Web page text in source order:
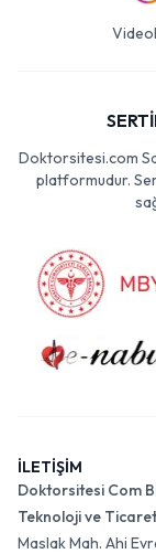
Doktorsitesi.com
platformudur.
İLETİŞİM
Doktorsitesi Com
Teknoloji ve
Maslak Mah. Ahi